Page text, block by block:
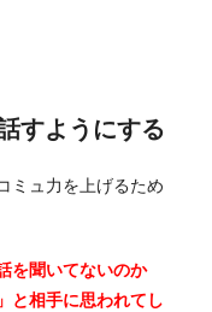
すようにする
ミュ力を上げるため
を聞いてないのか
と相手に思われてし